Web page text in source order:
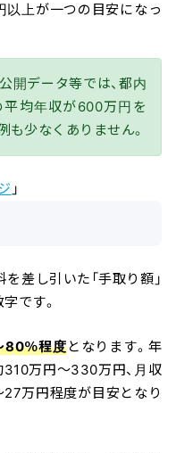
以上が一つの目安になっ
開データ等では、都内
均年収が600万円を
も少なくありません。
」
を差し引いた「手取り額」
です。
80％程度となります。年
万円〜330万円、月収
27万円程度が目安となり